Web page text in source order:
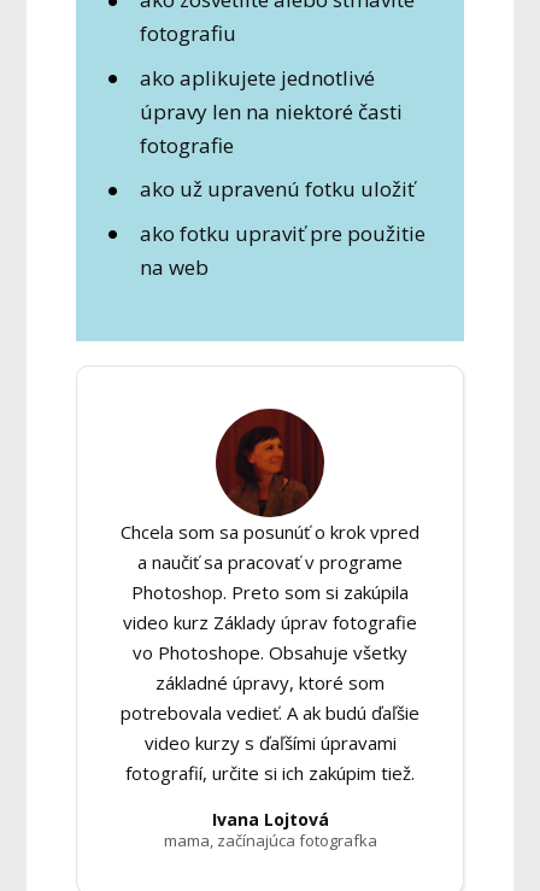
fotografiu
ako aplikujete jednotlivé
úpravy len na niektoré časti
fotografie
ako už upravenú fotku uložiť
ako fotku upraviť pre použitie
na web
Chcela som sa posunúť o krok vpred
a naučiť sa pracovať v programe
Photoshop. Preto som si zakúpila
video kurz Základy úprav fotografie
vo Photoshope. Obsahuje všetky
základné úpravy, ktoré som
potrebovala vedieť. A ak budú ďaľšie
video kurzy s ďaľšími úpravami
fotografií, určite si ich zakúpim tiež.
Ivana Lojtová
mama, začínajúca fotografka